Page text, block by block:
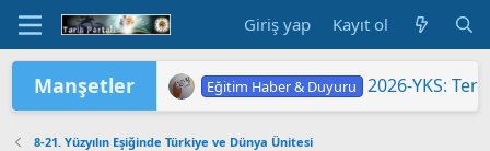
Giriş yap Kayıt ol
Manşetler Eğitim Haber & Duyuru 2026-YKS:
Eğitim Haber & Duyuru
Eğitim Haber & Duyuru
TÜRKİYE YÜZYILI MAARİF
Eğitim Haber & Duyuru
2026 Yükseköğretim Kurumları
Eğitim Haber & Duyuru
Eğitim Haber & Duyuru
2026 HAZİRAN DÖNEMİ MESLEKİ
8-21. Yüzyılın Eşiğinde Türkiye ve Dünya Ünitesi